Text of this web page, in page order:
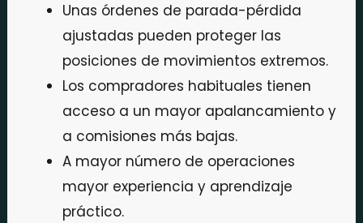
Unas órdenes de parada-pérdida
ajustadas pueden proteger las
posiciones de movimientos extremos.
Los compradores habituales tienen
acceso a un mayor apalancamiento y
a comisiones más bajas.
A mayor número de operaciones
mayor experiencia y aprendizaje
práctico.